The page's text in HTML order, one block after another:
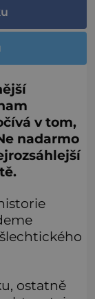
v tom,
nadarmo
ostatně